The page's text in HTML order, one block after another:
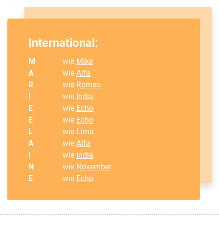
International:
M wie Mike
A
wieAlfa
R
wie Romeo
wie India
E
wie Echo
E
wie Echo
L
wie Lima
A
wieAlfa
wie India
N
wie November
E
wie Echo